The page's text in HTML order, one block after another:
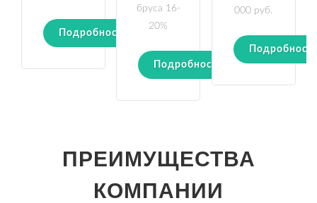
Подробности
бруса 16-
20%
Подробности
000 руб.
ПРЕИМУЩЕСТВА
КОМПАНИИ